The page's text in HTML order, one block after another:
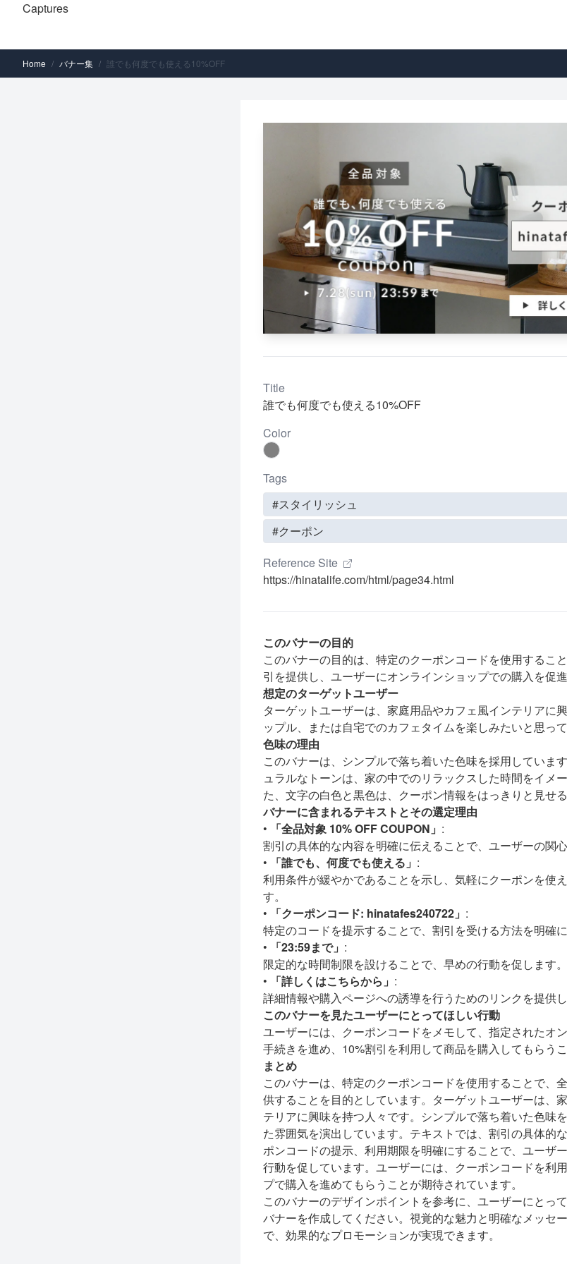
Captures
Home / バナー集 / 誰でも何度でも使える10%OFF
Title
誰でも何度でも使える10%OFF
Color
Tags
#スタイリッシュ
#クーポン
Reference Site
https://hinatalife.com/html/page34.html
このバナーの目的
このバナーの目的は、特定のクーポンコードを使用するこ
引を提供し、ユーザーにオンラインショップでの購入を促進
想定のターゲットユーザー
ターゲットユーザーは、家庭用品やカフェ風インテリアに
ップル、または自宅でのカフェタイムを楽しみたいと思って
色味の理由
このバナーは、シンプルで落ち着いた色味を採用していま
ュラルなトーンは、家の中でのリラックスした時間をイメ
た、文字の白色と黒色は、クーポン情報をはっきりと見せる
バナーに含まれるテキストとその選定理由
•
「全品対象 10% OFF COUPON」 :
割引の具体的な内容を明確に伝えることで、ユーザーの関心
•
「誰でも、何度でも使える」 :
利用条件が緩やかであることを示し、気軽にクーポンを使
す。
•
「クーポンコード: hinatafes240722」 :
特定のコードを提示することで、割引を受ける方法を明確に
•
「23:59まで」 :
限定的な時間制限を設けることで、早めの行動を促します。
•
「詳しくはこちらから」 :
詳細情報や購入ページへの誘導を行うためのリンクを提供し
このバナーを見たユーザーにとってほしい行動
ユーザーには、クーポンコードをメモして、指定されたオ
手続きを進め、10%割引を利用して商品を購入してもらう
まとめ
このバナーは、特定のクーポンコードを使用することで、
供することを目的としています。ターゲットユーザーは、
テリアに興味を持つ人々です。シンプルで落ち着いた色味
た雰囲気を演出しています。テキストでは、割引の具体的
ポンコードの提示、利用期限を明確にすることで、ユーザ
行動を促しています。ユーザーには、クーポンコードを利
プで購入を進めてもらうことが期待されています。
このバナーのデザインポイントを参考に、ユーザーにとっ
バナーを作成してください。視覚的な魅力と明確なメッセ
で、効果的なプロモーションが実現できます。